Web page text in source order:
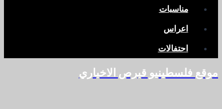
مناسبات
اعراس
احتفالات
موقع فلسطينيو قبرص الاخباري